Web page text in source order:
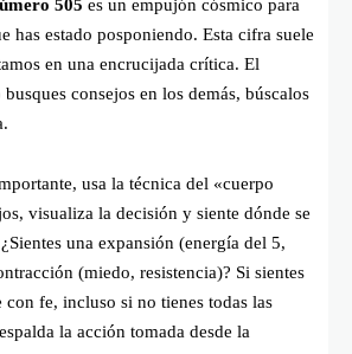
505 es un empujón cósmico para
has estado posponiendo. Esta cifra suele
en una encrucijada crítica. El
consejos en los demás, búscalos
usa la técnica del «cuerpo
visualiza la decisión y siente dónde se
una expansión (energía del 5,
(miedo, resistencia)? Si sientes
con fe, incluso si no tienes todas las
la acción tomada desde la